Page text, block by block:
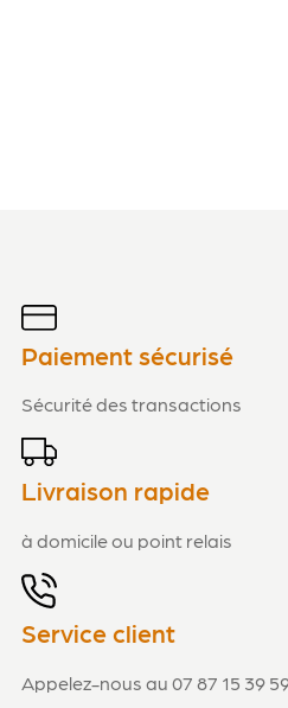
Paiement sécurisé
Sécurité des transactions
Livraison rapide
à domicile ou point relais
Service client
Appelez-nous au 07 87 15 39